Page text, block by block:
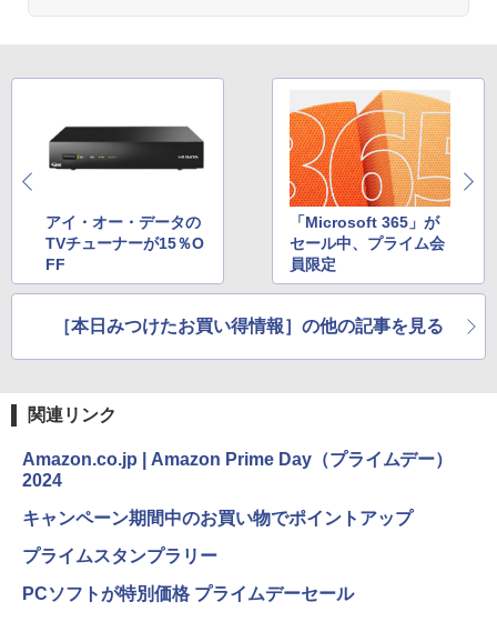
アイ・オー・データの
TVチューナーが15％O
FF
「Microsoft 365」が
セール中、プライム会
員限定
［本日みつけたお買い得情報］の他の記事を見る
関連リンク
Amazon.co.jp | Amazon Prime Day（プライムデー）
2024
キャンペーン期間中のお買い物でポイントアップ
プライムスタンプラリー
PCソフトが特別価格 プライムデーセール